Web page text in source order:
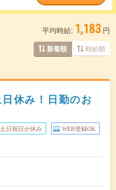
平均時給: 1,183 円
新着順 時給順
休み！日勤のお
土日祝日が休み WEB登録OK